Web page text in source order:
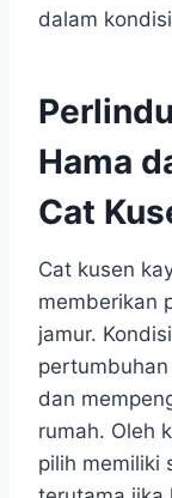
dalam
Hama
Cat
Cat kusen
memberikan
jamur.
dan
rumah. Oleh
pilih memiliki